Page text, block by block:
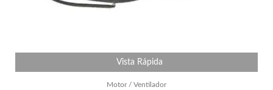
Vista Rápida
Motor / Ventilador